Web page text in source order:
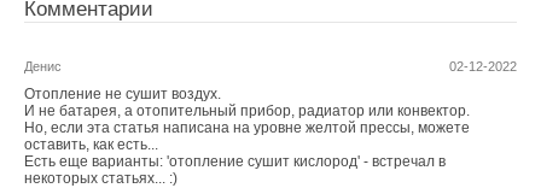
Комментарии
02-12-2022
Денис
Отопление не сушит воздух.
И не батарея, а отопительный прибор, радиатор или конвектор.
Но, если эта статья написана на уровне желтой прессы, можете
оставить, как есть...
Есть еще варианты: 'отопление сушит кислород' - встречал в
некоторых статьях... :)